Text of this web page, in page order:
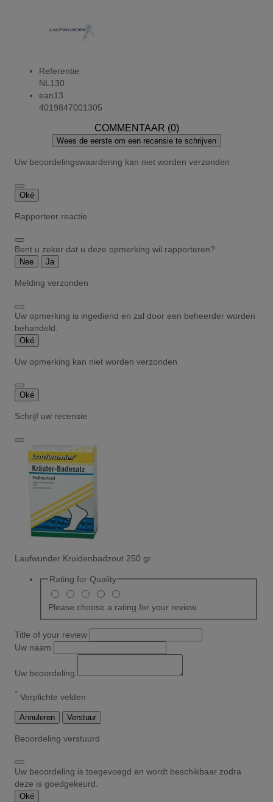
Referentie
NL130
ean13
4019847001305
COMMENTAAR (0)
Wees de eerste om een recensie te schrijven
Uw beoordelingswaardering kan niet worden verzonden
Oké
Rapporteer reactie
Bent u zeker dat u deze opmerking wil rapporteren?
Nee Ja
Melding verzonden
Uw opmerking is ingediend en zal door een beheerder worden
behandeld.
Oké
Uw opmerking kan niet worden verzonden
Oké
Schrijf uw recensie
Laufwunder Kruidenbadzout 250 gr
Rating for Quality
Please choose a rating for your review.
Title of your review
Uw naam
Uw beoordeling
* Verplichte velden
Annuleren Verstuur
Beoordeling verstuurd
Uw beoordeling is toegevoegd en wordt beschikbaar zodra
deze is goedgekeurd.
Oké